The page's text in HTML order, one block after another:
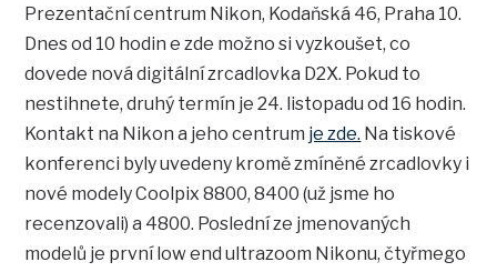
Prezentační centrum Nikon, Kodaňská 46, Praha 10.
Dnes od 10 hodin e zde možno si vyzkoušet, co
dovede nová digitální zrcadlovka D2X. Pokud to
nestihnete, druhý termín je 24. listopadu od 16 hodin.
Kontakt na Nikon a jeho centrum je zde. Na tiskové
konferenci byly uvedeny kromě zmíněné zrcadlovky i
nové modely Coolpix 8800, 8400 (už jsme ho
recenzovali) a 4800. Poslední ze jmenovaných
modelů je první low end ultrazoom Nikonu, čtyřmego